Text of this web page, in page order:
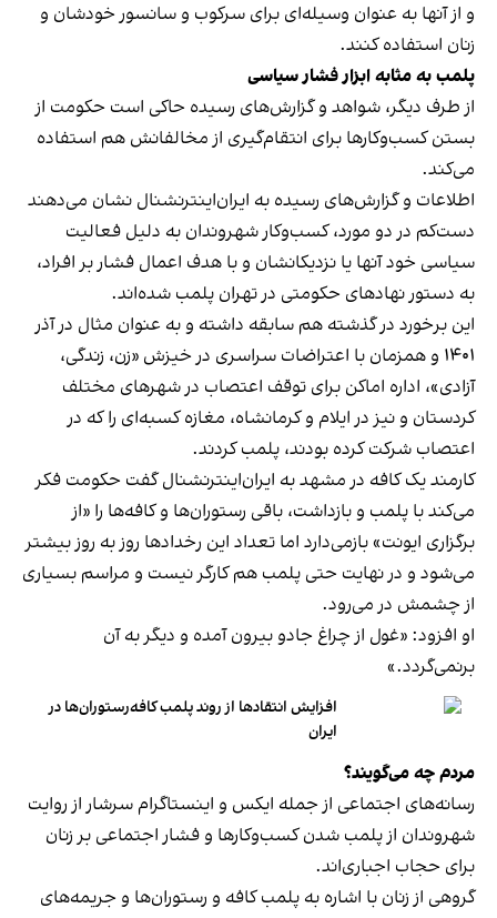
و از آنها به عنوان وسیله‌ای برای سرکوب و سانسور خودشان و
زنان استفاده کنند.
پلمب به مثابه ابزار فشار سیاسی
از طرف دیگر، شواهد و گزارش‌های رسیده حاکی است حکومت از
بستن کسب‌وکارها برای انتقام‌گیری از مخالفانش هم استفاده
می‌کند.
اطلاعات و گزارش‌های رسیده به ایران‌اینترنشنال نشان می‌دهند
دست‌کم در دو مورد، کسب‌وکار شهروندان به دلیل فعالیت
سیاسی خود آنها یا نزدیکانشان و با هدف اعمال فشار بر افراد،
به دستور نهادهای حکومتی در تهران پلمب شده‌اند.
این برخورد در گذشته هم سابقه داشته و به عنوان مثال در آذر
۱۴۰۱ و همزمان با اعتراضات سراسری در خیزش «زن، زندگی،
آزادی»، اداره اماکن برای توقف اعتصاب در شهرهای مختلف
کردستان و نیز در ایلام و کرمانشاه، مغازه کسبه‌ای را که در
اعتصاب شرکت کرده بودند، پلمب کردند.
کارمند یک کافه در مشهد به ایران‌اینترنشنال گفت حکومت فکر
می‌کند با پلمب و بازداشت، باقی رستوران‌ها و کافه‌ها را «از
برگزاری ایونت» بازمی‌دارد اما تعداد این رخدادها روز به روز بیشتر
می‌شود و در نهایت حتی پلمب هم کارگر نیست و مراسم بسیاری
از چشمش در می‌رود.
او افزود: «غول از چراغ جادو بیرون آمده و دیگر به آن
برنمی‎‌گردد.»
افزایش انتقادها از روند پلمب کافه‌رستوران‌ها در
ایران
مردم چه می‌گویند؟
رسانه‎‌های اجتماعی از جمله ایکس و اینستاگرام سرشار از روایت
شهروندان از پلمب شدن کسب‌وکارها و فشار اجتماعی بر زنان
برای حجاب اجباری‌اند.
گروهی از زنان با اشاره به پلمب کافه و رستوران‌ها و جریمه‌های